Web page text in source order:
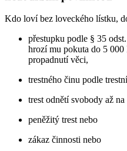
Kdo loví bez loveckého lístku,
přestupku podle § 35
hrozí mu pokuta do 5
propadnutí věci,
trestného činu podle
trest odnětí svobody až
peněžitý trest nebo
zákaz činnosti nebo